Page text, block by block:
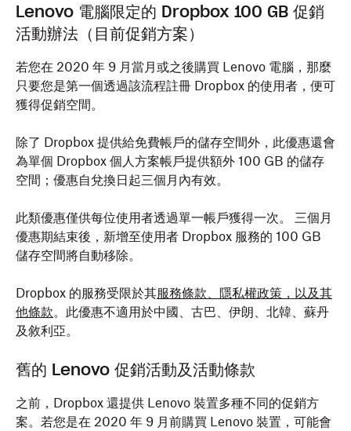
Lenovo 電腦限定的 Dropbox 100 GB 促銷
活動辦法（目前促銷方案）
若您在 2020 年 9 月當月或之後購買 Lenovo 電腦，那麼
只要您是第一個透過該流程註冊 Dropbox 的使用者，便可
獲得促銷空間。
除了 Dropbox 提供給免費帳戶的儲存空間外，此優惠還會
為單個 Dropbox 個人方案帳戶提供額外 100 GB 的儲存
空間；優惠自兌換日起三個月內有效。
此類優惠僅供每位使用者透過單一帳戶獲得一次。 三個月
優惠期結束後，新增至使用者 Dropbox 服務的 100 GB
儲存空間將自動移除。
Dropbox 的服務受限於其服務條款、隱私權政策，以及其
他條款。此優惠不適用於中國、古巴、伊朗、北韓、蘇丹
及敘利亞。
舊的 Lenovo 促銷活動及活動條款
之前，Dropbox 還提供 Lenovo 裝置多種不同的促銷方
案。若您是在 2020 年 9 月前購買 Lenovo 裝置，可能會